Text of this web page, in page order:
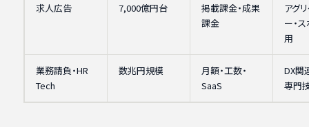
求人広告 7,000億円台
掲載課金・成果
課金
アグ
ー・
用
業務請負・HR
Tech
数兆円規模
月額・工数・
SaaS
DX関
専門